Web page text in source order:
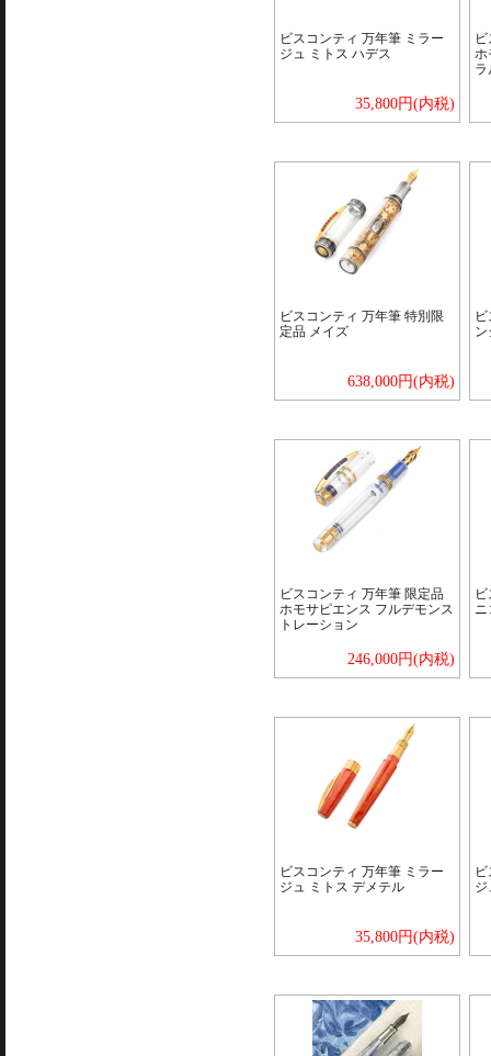
ビスコンティ 万年筆 ミラー
ジュ ミトス ハデス
35,800円(内税)
ホ
ラ
ビスコンティ 万年筆 特別限
定品 メイズ
638,000円(内税)
ン
ビスコンティ 万年筆 限定品
ホモサピエンス フルデモンス
トレーション
246,000円(内税)
ニ
ビスコンティ 万年筆 ミラー
ジュ ミトス デメテル
35,800円(内税)
ジ